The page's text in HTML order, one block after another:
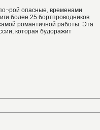
опасные, временами
более 25 бортпроводников
романтичной работы. Эта
которая будоражит